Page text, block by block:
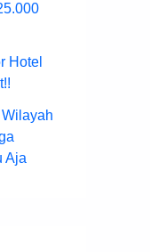
Hotel
Aja